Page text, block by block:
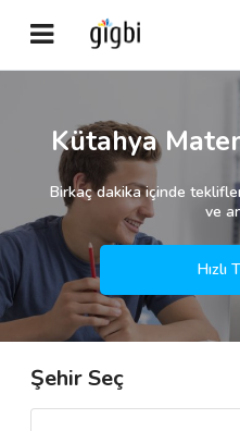
Anasayfa
Giriş Yap
Kayıt Ol
Kategoriler
🎈 Biz Kimiz?
Kütahya
Birkaç dakika içinde
ve
Hızlı
Şehir Seç